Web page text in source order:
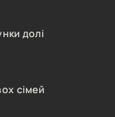
долі
сімей